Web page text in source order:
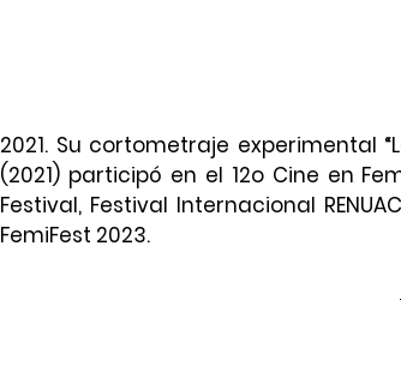
2021. Su cortometraje experimental
(2021) participó en el 12o Cine en
Festival, Festival Internacional
FemiFest 2023.